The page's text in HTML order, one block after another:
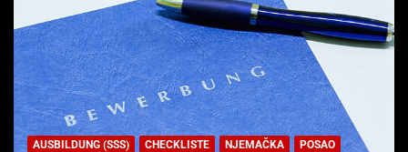
AUSBILDUNG (SSS) CHECKLISTE NJEMAČKA
POSAO